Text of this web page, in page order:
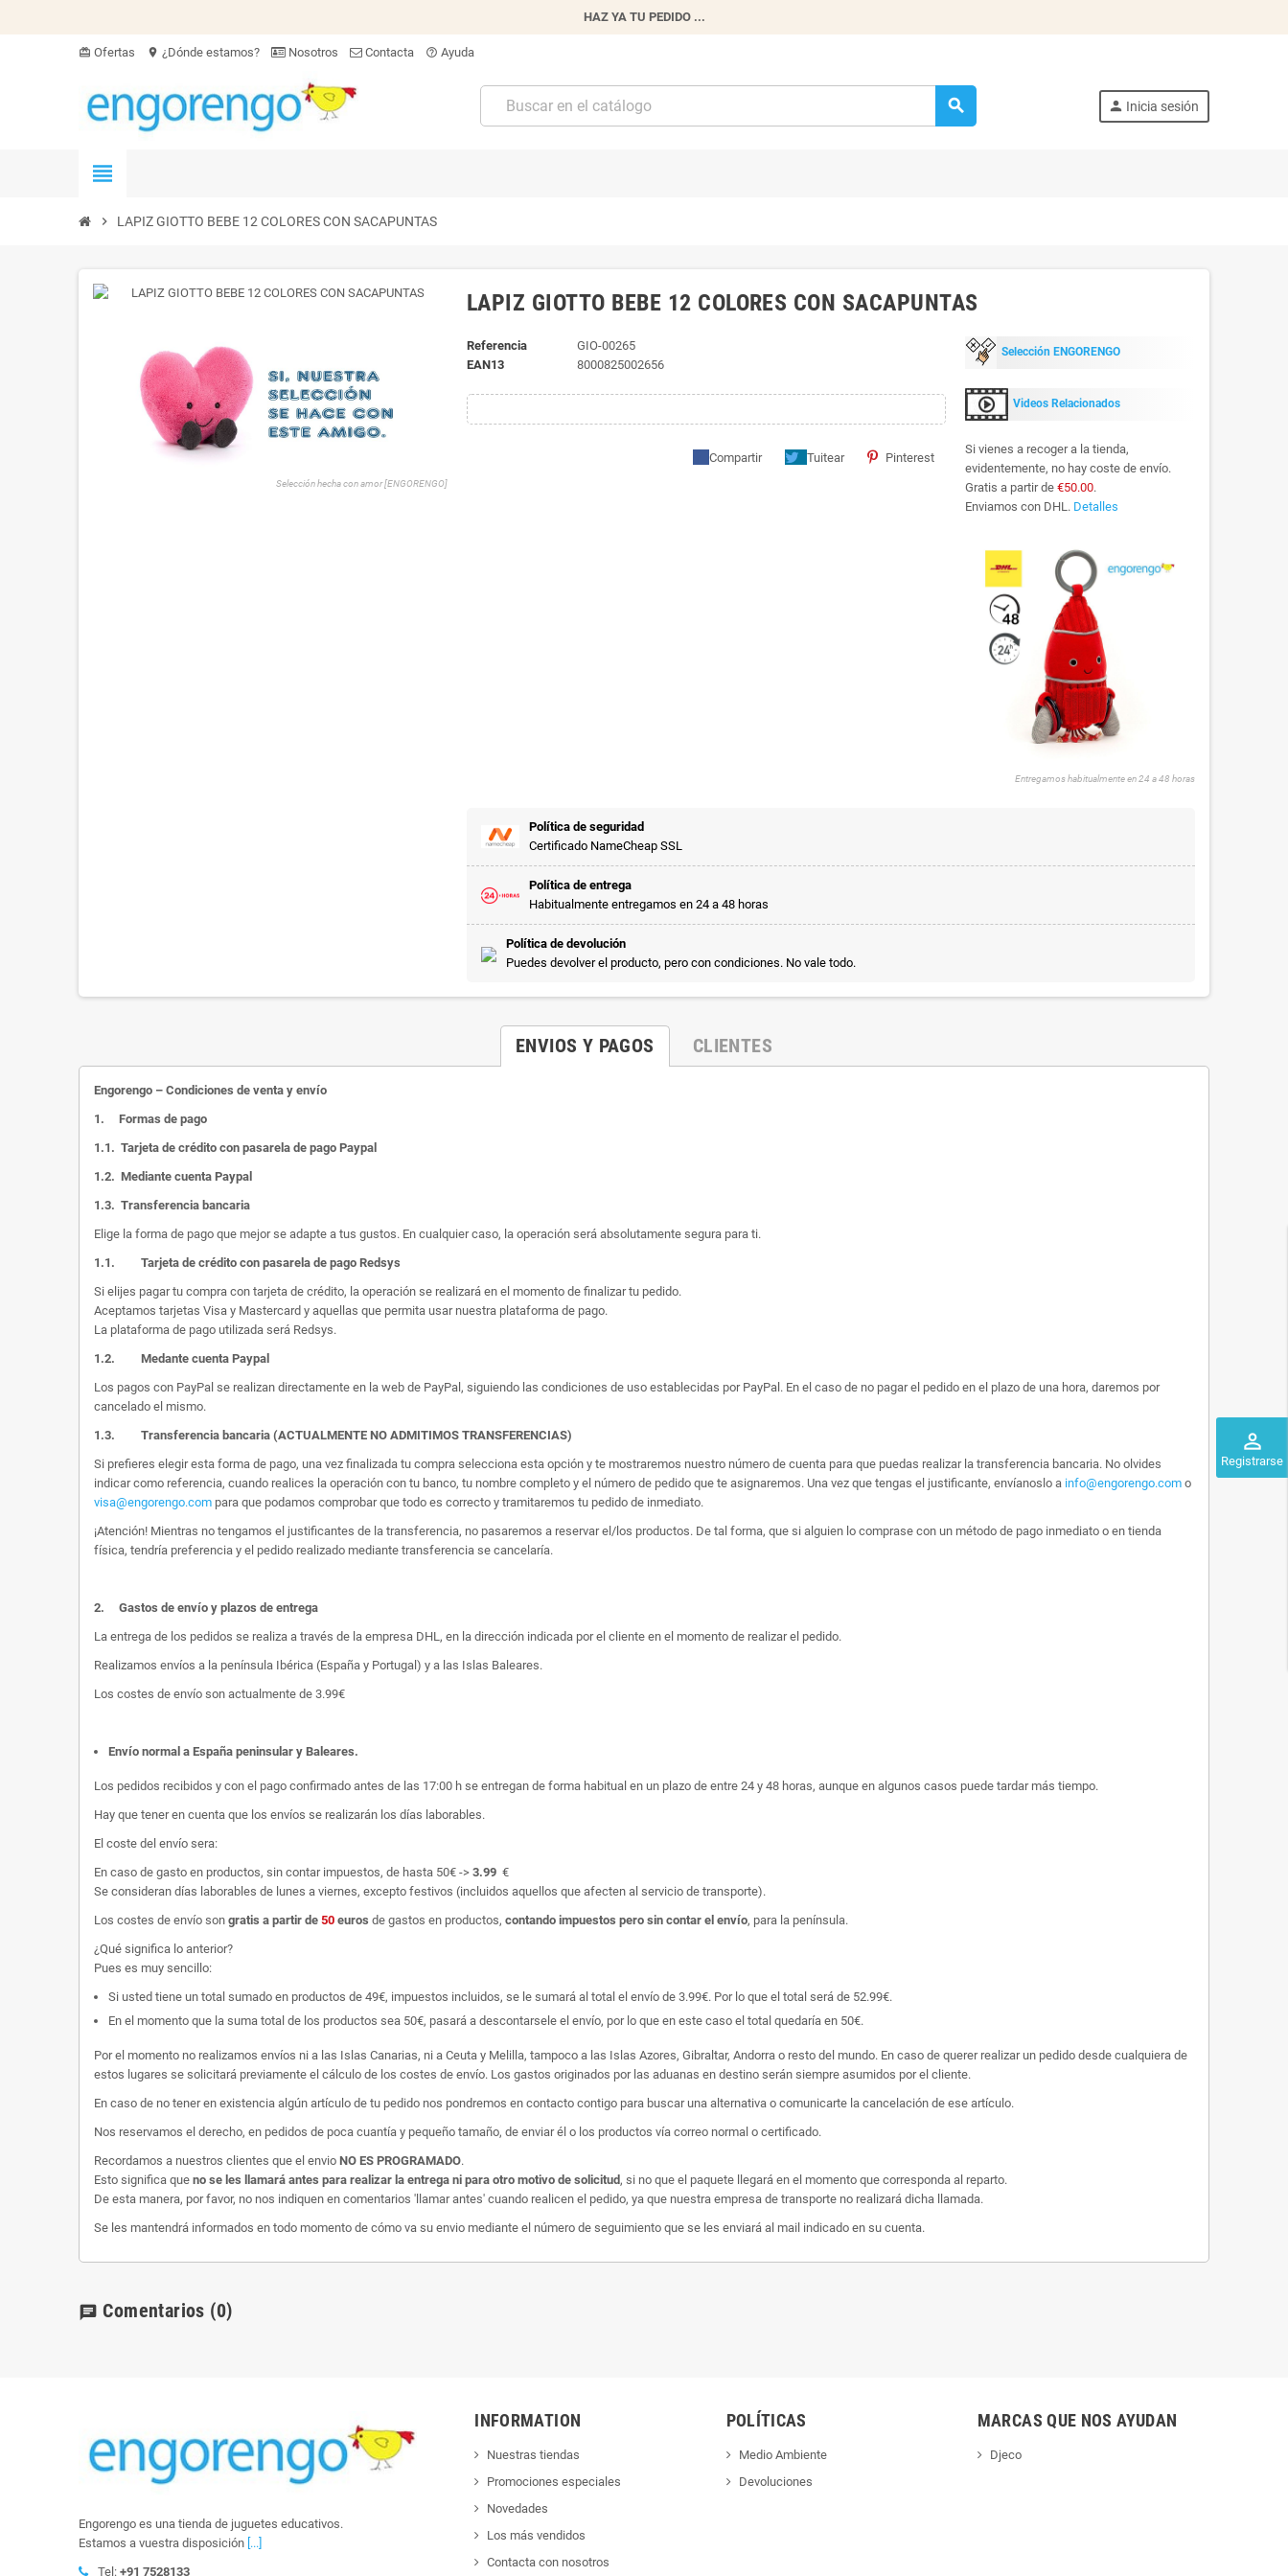
HAZ YA TU PEDIDO ...
card_giftcard Ofertas location_on ¿Dónde estamos? Nosotros Contacta help_outline Ayuda
search person Inicia sesión
perm_identity
Registrarse
view_headline
chevron_right LAPIZ GIOTTO BEBE 12 COLORES CON SACAPUNTAS
Selección hecha con amor [ENGORENGO]
LAPIZ GIOTTO BEBE 12 COLORES CON SACAPUNTAS
Referencia
GIO-00265
EAN13
8000825002656
Compartir Tuitear Pinterest
Selección ENGORENGO
Videos Relacionados
Si vienes a recoger a la tienda,
evidentemente, no hay coste de envío.
Gratis a partir de €50.00.
Enviamos con DHL. Detalles
Entregamos habitualmente en 24 a 48 horas
Política de seguridad
Certificado NameCheap SSL
Política de entrega
Habitualmente entregamos en 24 a 48 horas
Política de devolución
Puedes devolver el producto, pero con condiciones. No vale todo.
ENVIOS Y PAGOS CLIENTES
Engorengo – Condiciones de venta y envío
1. Formas de pago
1.1. Tarjeta de crédito con pasarela de pago Paypal
1.2. Mediante cuenta Paypal
1.3. Transferencia bancaria
Elige la forma de pago que mejor se adapte a tus gustos. En cualquier caso, la operación será absolutamente segura para ti.
1.1. Tarjeta de crédito con pasarela de pago Redsys
Si elijes pagar tu compra con tarjeta de crédito, la operación se realizará en el momento de finalizar tu pedido.
Aceptamos tarjetas Visa y Mastercard y aquellas que permita usar nuestra plataforma de pago.
La plataforma de pago utilizada será Redsys.
1.2. Medante cuenta Paypal
Los pagos con PayPal se realizan directamente en la web de PayPal, siguiendo las condiciones de uso establecidas por PayPal. En el caso de no pagar el pedido en el plazo de una hora, daremos por
cancelado el mismo.
1.3. Transferencia bancaria (ACTUALMENTE NO ADMITIMOS TRANSFERENCIAS)
Si prefieres elegir esta forma de pago, una vez finalizada tu compra selecciona esta opción y te mostraremos nuestro número de cuenta para que puedas realizar la transferencia bancaria. No olvides
indicar como referencia, cuando realices la operación con tu banco, tu nombre completo y el número de pedido que te asignaremos. Una vez que tengas el justificante, envíanoslo a info@engorengo.com o
visa@engorengo.com para que podamos comprobar que todo es correcto y tramitaremos tu pedido de inmediato.
¡Atención! Mientras no tengamos el justificantes de la transferencia, no pasaremos a reservar el/los productos. De tal forma, que si alguien lo comprase con un método de pago inmediato o en tienda
física, tendría preferencia y el pedido realizado mediante transferencia se cancelaría.
2. Gastos de envío y plazos de entrega
La entrega de los pedidos se realiza a través de la empresa DHL, en la dirección indicada por el cliente en el momento de realizar el pedido.
Realizamos envíos a la península Ibérica (España y Portugal) y a las Islas Baleares.
Los costes de envío son actualmente de 3.99€
Envío normal a España peninsular y Baleares.
Los pedidos recibidos y con el pago confirmado antes de las 17:00 h se entregan de forma habitual en un plazo de entre 24 y 48 horas, aunque en algunos casos puede tardar más tiempo.
Hay que tener en cuenta que los envíos se realizarán los días laborables.
El coste del envío sera:
En caso de gasto en productos, sin contar impuestos, de hasta 50€ -> 3.99 €
Se consideran días laborables de lunes a viernes, excepto festivos (incluidos aquellos que afecten al servicio de transporte).
Los costes de envío son gratis a partir de 50 euros de gastos en productos, contando impuestos pero sin contar el envío, para la península.
¿Qué significa lo anterior?
Pues es muy sencillo:
Si usted tiene un total sumado en productos de 49€, impuestos incluidos, se le sumará al total el envío de 3.99€. Por lo que el total será de 52.99€.
En el momento que la suma total de los productos sea 50€, pasará a descontarsele el envío, por lo que en este caso el total quedaría en 50€.
Por el momento no realizamos envíos ni a las Islas Canarias, ni a Ceuta y Melilla, tampoco a las Islas Azores, Gibraltar, Andorra o resto del mundo. En caso de querer realizar un pedido desde cualquiera de
estos lugares se solicitará previamente el cálculo de los costes de envío. Los gastos originados por las aduanas en destino serán siempre asumidos por el cliente.
En caso de no tener en existencia algún artículo de tu pedido nos pondremos en contacto contigo para buscar una alternativa o comunicarte la cancelación de ese artículo.
Nos reservamos el derecho, en pedidos de poca cuantía y pequeño tamaño, de enviar él o los productos vía correo normal o certificado.
Recordamos a nuestros clientes que el envio NO ES PROGRAMADO.
Esto significa que no se les llamará antes para realizar la entrega ni para otro motivo de solicitud , si no que el paquete llegará en el momento que corresponda al reparto.
De esta manera, por favor, no nos indiquen en comentarios 'llamar antes' cuando realicen el pedido, ya que nuestra empresa de transporte no realizará dicha llamada.
Se les mantendrá informados en todo momento de cómo va su envio mediante el número de seguimiento que se les enviará al mail indicado en su cuenta.
chat Comentarios (0)
Engorengo es una tienda de juguetes educativos.
Estamos a vuestra disposición [...]
Tel: +91 7528133
INFORMATION
Nuestras tiendas
Promociones especiales
Novedades
Los más vendidos
Contacta con nosotros
POLÍTICAS
Medio Ambiente
Devoluciones
MARCAS QUE NOS AYUDAN
Djeco